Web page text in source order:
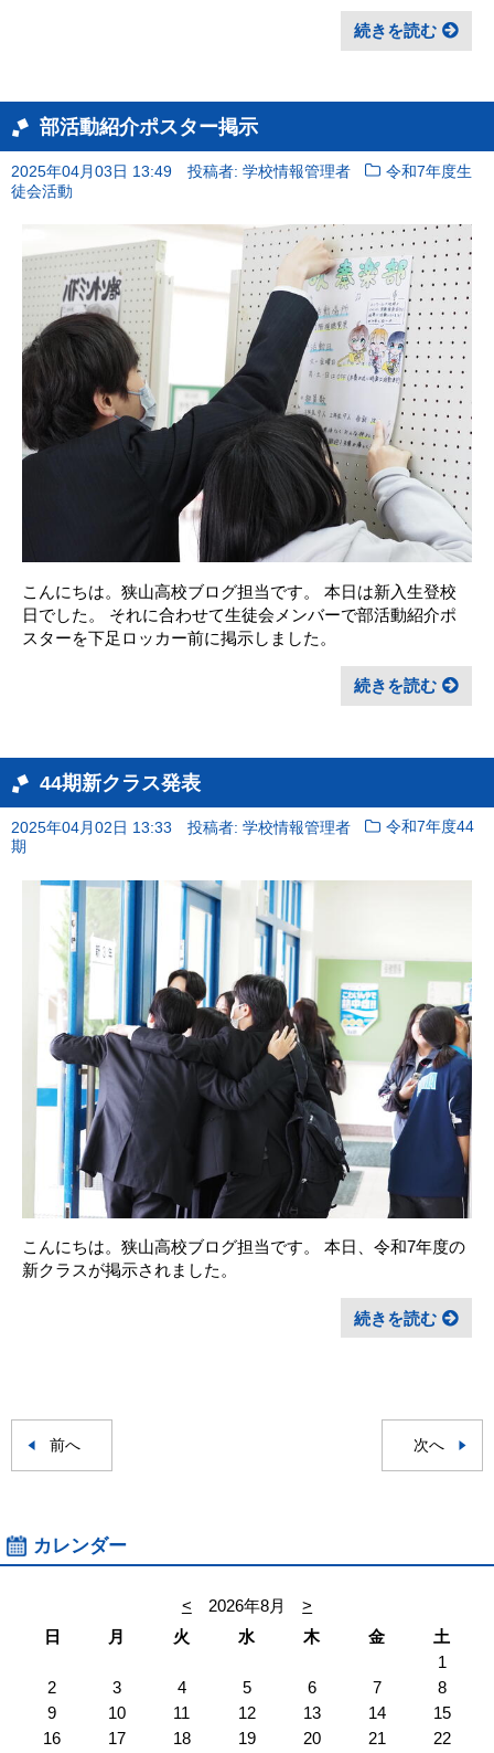
続きを読む
部活動紹介ポスター掲示
2025年04月03日 13:49 投稿者: 学校情報管理者
令和7年度生
徒会活動
こんにちは。狭山高校ブログ担当です。 本日は新入生登校
日でした。 それに合わせて生徒会メンバーで部活動紹介ポ
スターを下足ロッカー前に掲示しました。
続きを読む
44期新クラス発表
2025年04月02日 13:33 投稿者: 学校情報管理者
令和7年度44
期
こんにちは。狭山高校ブログ担当です。 本日、令和7年度の
新クラスが掲示されました。
続きを読む
前へ 次へ
カレンダー
< 2026年8月
>
日
月 火 水 木 金
土
1
2
3 4 5 6 7
8
9
10 11 12 13 14
15
16
17 18 19 20 21
22